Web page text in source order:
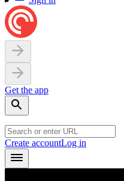
Get the app
Create accountLog in